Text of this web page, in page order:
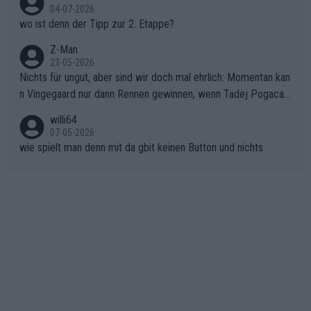
unkt dieser Tour in die Geschichte eingehen. Wenn man bei so
einem harten Aufstieg einmal den Moment verpasst und der K
onkurrentin die "zweite Luft" schenkt, ist der Schaden am Ber
g kaum noch zu reparieren.Vor uns liegt nun das große Finale R
ichtung Nizza. Niewiadoma hat psychologisch Oberwasser, ab
er SD Worx und Vollering müssen jetzt All-In gehen. (gregman
n)
04-07-2026
wo ist denn der Tipp zur 2. Etappe?
Z-Man
23-05-2026
Nichts für ungut, aber sind wir doch mal ehrlich: Momentan kan
n Vingegaard nur dann Rennen gewinnen, wenn Tadej Pogacar
willi64
07-05-2026
wie spielt man denn mit da gbit keinen Button und nichts